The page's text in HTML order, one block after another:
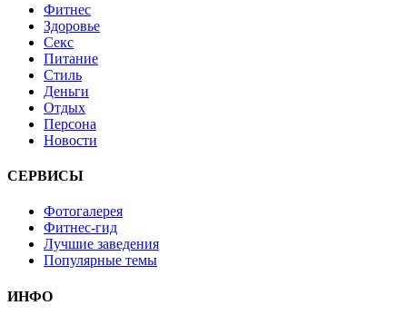
Фитнес
Здоровье
Секс
Питание
Стиль
Деньги
Отдых
Персона
Новости
СЕРВИСЫ
Фотогалерея
Фитнес-гид
Лучшие заведения
Популярные темы
ИНФО